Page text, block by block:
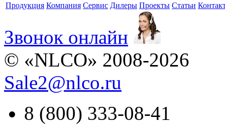
Продукция Компания Сервис Дилеры Проекты Статьи
Звонок онлайн
© «NLCO» 2008-2026
Sale2@nlco.ru
8 (800) 333-08-41